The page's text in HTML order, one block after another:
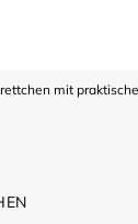
mit